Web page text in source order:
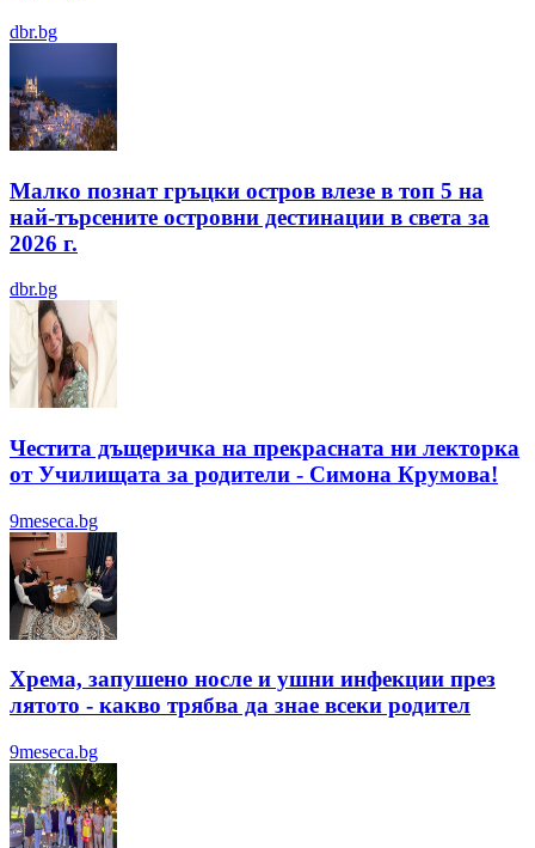
dbr.bg
Малко познат гръцки остров влезе в топ 5 на
най-търсените островни дестинации в света за
2026 г.
dbr.bg
Честита дъщеричка на прекрасната ни лекторка
от Училищата за родители - Симона Крумова!
9meseca.bg
Хрема, запушено носле и ушни инфекции през
лятотo - какво трябва да знае всеки родител
9meseca.bg